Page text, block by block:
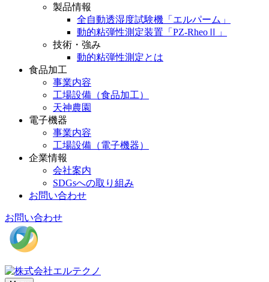
製品情報
全自動透湿度試験機「エルパーム」
動的粘弾性測定装置「PZ-RheoⅡ」
技術・強み
動的粘弾性測定とは
食品加工
事業内容
工場設備（食品加工）
天神農園
電子機器
事業内容
工場設備（電子機器）
企業情報
会社案内
SDGsへの取り組み
お問い合わせ
お問い合わせ